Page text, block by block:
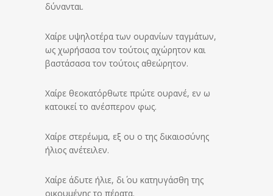
δύνανται.
Χαίρε υψηλοτέρα των ουρανίων ταγμάτων,
ως χωρήσασα τον τούτοις αχώρητον και
βαστάσασα τον τούτοις αθεώρητον.
Χαίρε θεοκατόρθωτε πρώτε ουρανέ, εν ω
κατοικεί το ανέσπερον φως.
Χαίρε στερέωμα, εξ ου ο της δικαιοσύνης
ήλιος ανέτειλεν.
Χαίρε άδυτε ήλιε, δι΄ ου κατηυγάσθη της
οικουμένης το πέρατα.